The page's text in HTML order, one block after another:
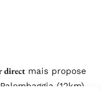
directmais propose
(12km)